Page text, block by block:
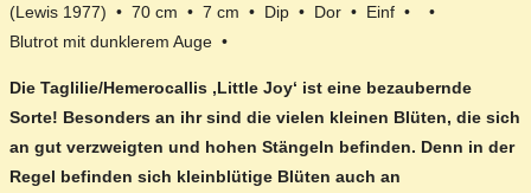
(Lewis 1977) • 70 cm • 7 cm • Dip • Dor • Einf • •
Blutrot mit dunklerem Auge •
Die Taglilie/Hemerocallis ‚Little Joy‘ ist eine bezaubernde
Sorte! Besonders an ihr sind die vielen kleinen Blüten, die sich
an gut verzweigten und hohen Stängeln befinden. Denn in der
Regel befinden sich kleinblütige Blüten auch an